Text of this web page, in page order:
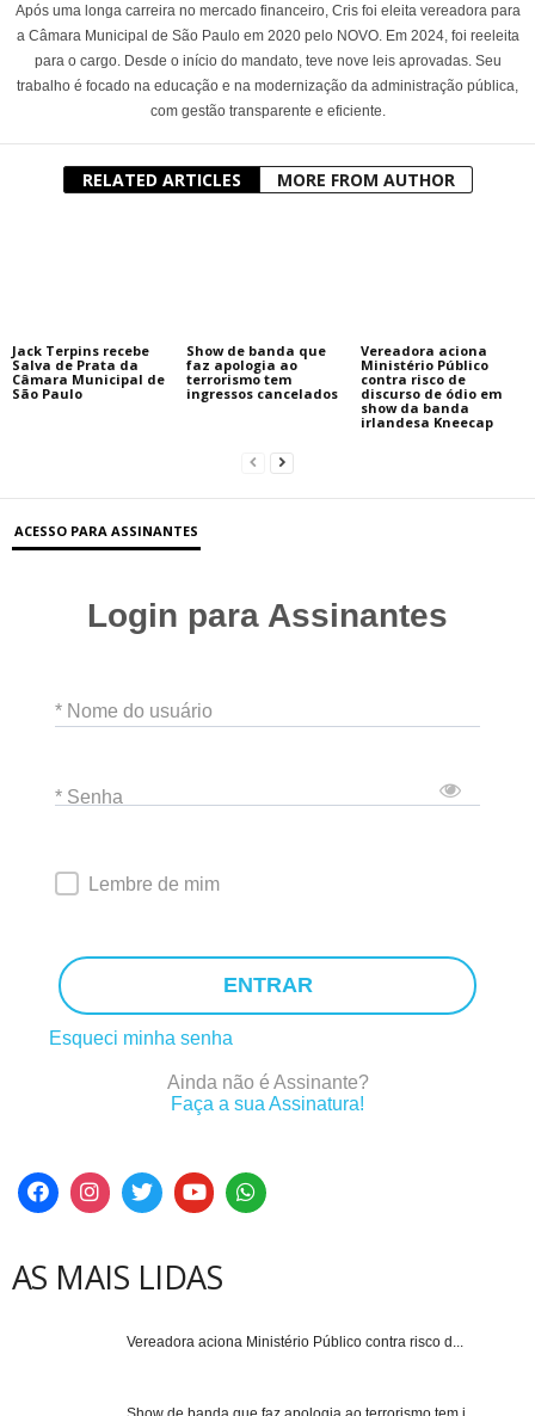
Após uma longa carreira no mercado financeiro, Cris foi eleita vereadora para
a Câmara Municipal de São Paulo em 2020 pelo NOVO. Em 2024, foi reeleita
para o cargo. Desde o início do mandato, teve nove leis aprovadas. Seu
trabalho é focado na educação e na modernização da administração pública,
com gestão transparente e eficiente.
RELATED ARTICLES MORE FROM AUTHOR
Jack Terpins recebe
Salva de Prata da
Câmara Municipal de
São Paulo
Show de banda que
faz apologia ao
terrorismo tem
ingressos cancelados
Vereadora aciona
Ministério Público
contra risco de
discurso de ódio em
show da banda
irlandesa Kneecap
ACESSO PARA ASSINANTES
Login para Assinantes
* Nome do usuário
* Senha
Lembre de mim
ENTRAR
Esqueci minha senha
Ainda não é Assinante?
Faça a sua Assinatura!
AS MAIS LIDAS
Vereadora aciona Ministério Público contra risco d...